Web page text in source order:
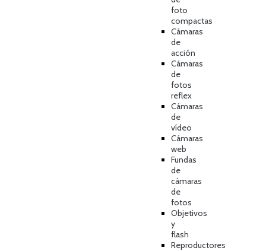
foto
compactas
Cámaras
de
acción
Cámaras
de
fotos
reflex
Cámaras
de
vídeo
Cámaras
web
Fundas
de
cámaras
de
fotos
Objetivos
y
flash
Reproductores